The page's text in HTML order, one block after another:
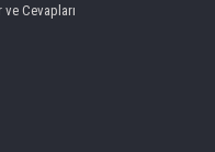
ve Cevapları